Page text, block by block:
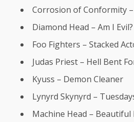
Corrosion of Conformity
Diamond Head – Am I Evil?
Foo Fighters – Stacked
Judas Priest – Hell Bent
Kyuss – Demon Cleaner
Lynyrd Skynyrd –
Machine Head –